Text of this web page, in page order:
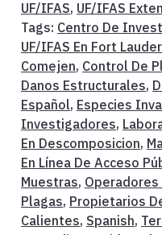
UF/IFAS, UF/IFAS
Tags: Centro De
UF/IFAS En Fort
Comejen, Control De
Danos Estructurales,
Español, Especies
Investigadores,
En Descomposicion,
En Línea De Acceso
Muestras,
Plagas, Propietarios
Calientes, Spanish,